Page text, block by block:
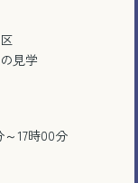
見学
～17時00分